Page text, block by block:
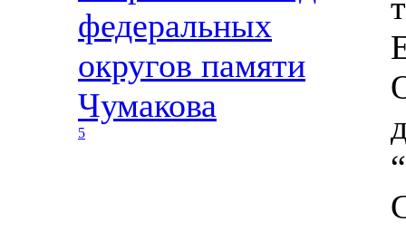
федеральных
округов памяти
Чумакова
5